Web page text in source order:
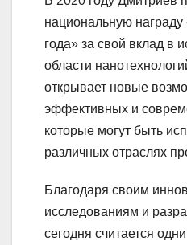
национальную
года» за свой вклад в
области
открывает новые
эффективных и
которые могут быть
различных отраслях
Благодаря своим
исследованиям и
сегодня считается